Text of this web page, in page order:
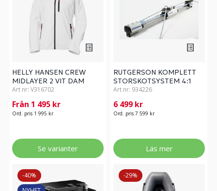
HELLY HANSEN CREW
MIDLAYER 2 VIT DAM
Art nr: V316702
Från 1 495 kr
Ord. pris 1 995 kr
Se varianter
RUTGERSON KOMPLETT
STORSKOTSYSTEM 4:1
Art nr: 934226
6 499 kr
Ord. pris 7 599 kr
Läs mer
-40%
-29%